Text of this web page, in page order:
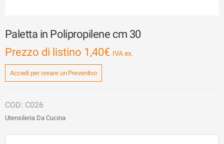
Paletta in Polipropilene cm 30
Prezzo di listino 1,40€
Accedi per creare un Preventivo
C026
Utensileria Da Cucina